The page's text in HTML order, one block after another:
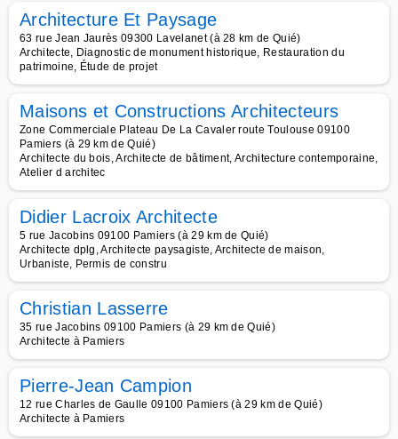
Architecture Et Paysage
63 rue Jean Jaurès 09300 Lavelanet (à 28 km de Quié)
Architecte, Diagnostic de monument historique, Restauration du
patrimoine, Étude de projet
Maisons et Constructions Architecteurs
Zone Commerciale Plateau De La Cavaler route Toulouse 09100
Pamiers (à 29 km de Quié)
Architecte du bois, Architecte de bâtiment, Architecture contemporaine,
Atelier d architec
Didier Lacroix Architecte
5 rue Jacobins 09100 Pamiers (à 29 km de Quié)
Architecte dplg, Architecte paysagiste, Architecte de maison,
Urbaniste, Permis de constru
Christian Lasserre
35 rue Jacobins 09100 Pamiers (à 29 km de Quié)
Architecte à Pamiers
Pierre-Jean Campion
12 rue Charles de Gaulle 09100 Pamiers (à 29 km de Quié)
Architecte à Pamiers